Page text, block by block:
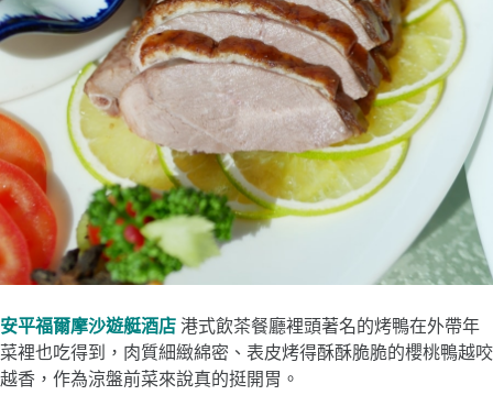
安平福爾摩沙遊艇酒店 港式飲茶餐廳裡頭著名的烤鴨在外帶年
菜裡也吃得到，肉質細緻綿密、表皮烤得酥酥脆脆的櫻桃鴨越咬
越香，作為涼盤前菜來說真的挺開胃。